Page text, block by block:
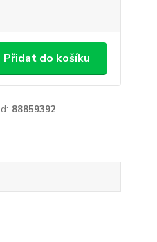
Přidat do košíku
88859392